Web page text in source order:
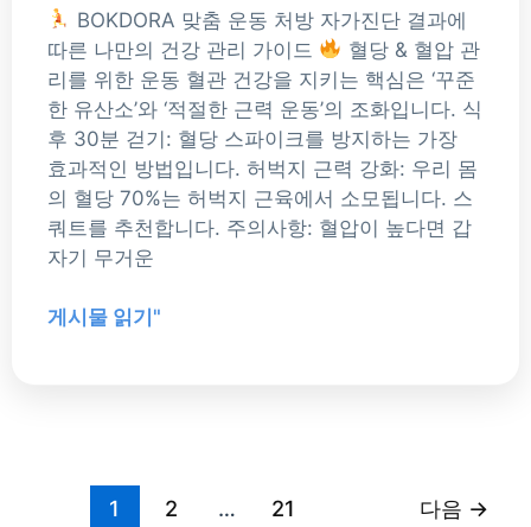
BOKDORA 맞춤 운동 처방 자가진단 결과에
따른 나만의 건강 관리 가이드
혈당 & 혈압 관
리를 위한 운동 혈관 건강을 지키는 핵심은 ‘꾸준
한 유산소’와 ‘적절한 근력 운동’의 조화입니다. 식
후 30분 걷기: 혈당 스파이크를 방지하는 가장
효과적인 방법입니다. 허벅지 근력 강화: 우리 몸
의 혈당 70%는 허벅지 근육에서 소모됩니다. 스
쿼트를 추천합니다. 주의사항: 혈압이 높다면 갑
자기 무거운
맞
춤
운
동
가
이
드:
혈
당
터
게시물 읽기"
1 2 … 21 다음 →